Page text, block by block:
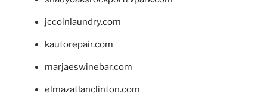
jccoinlaundry.com
kautorepair.com
marjaeswinebar.com
elmazatlanclinton.com